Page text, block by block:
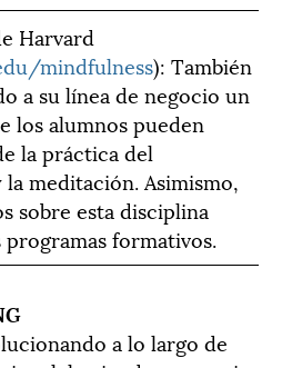
Harvard
mindfulness): También
a su línea de negocio un
los alumnos pueden
la práctica del
meditación. Asimismo,
sobre esta disciplina
formativos.
a lo largo de